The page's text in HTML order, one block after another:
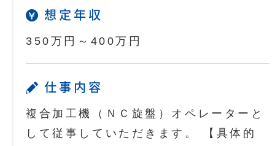
想定年収
350万円～400万円
仕事内容
複合加工機（ＮＣ旋盤）オペレーターと
して従事していただきます。 【具体的